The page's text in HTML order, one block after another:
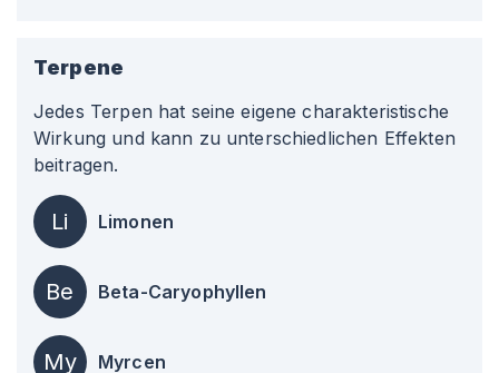
Terpene
Jedes Terpen hat seine eigene charakteristische
Wirkung und kann zu unterschiedlichen Effekten
beitragen.
Li Limonen
Be Beta-Caryophyllen
My Myrcen